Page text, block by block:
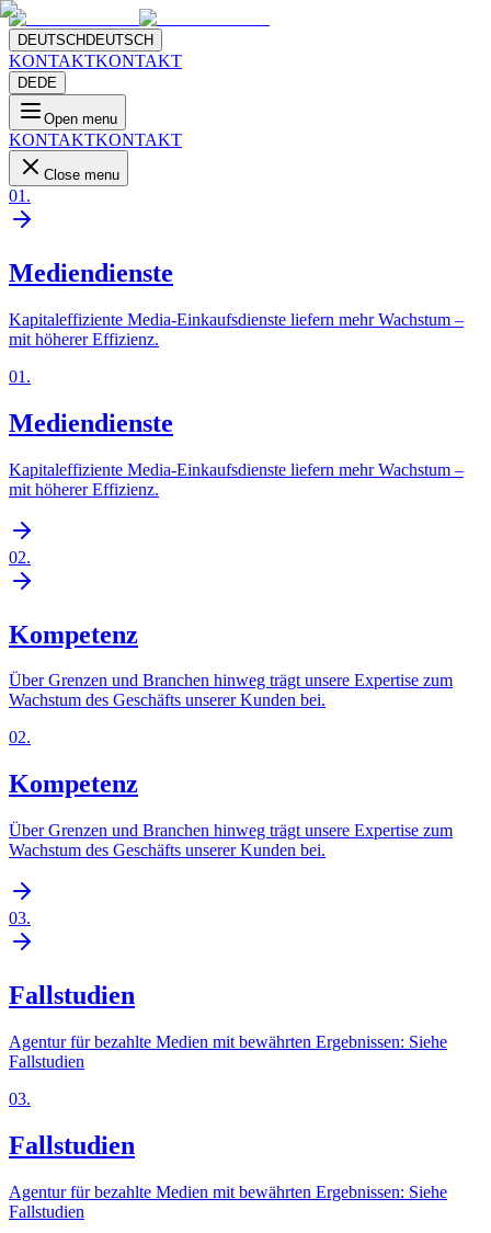
DEUTSCH DEUTSCH
KONTAKTKONTAKT
DEDE
Open menu
KONTAKTKONTAKT
Close menu
01 .
Mediendienste
Kapitaleffiziente Media-Einkaufsdienste liefern mehr Wachstum –
mit höherer Effizienz.
01 .
Mediendienste
Kapitaleffiziente Media-Einkaufsdienste liefern mehr Wachstum –
mit höherer Effizienz.
02.
Kompetenz
Über Grenzen und Branchen hinweg trägt unsere Expertise zum
Wachstum des Geschäfts unserer Kunden bei.
02.
Kompetenz
Über Grenzen und Branchen hinweg trägt unsere Expertise zum
Wachstum des Geschäfts unserer Kunden bei.
03.
Fallstudien
Agentur für bezahlte Medien mit bewährten Ergebnissen: Siehe
Fallstudien
03.
Fallstudien
Agentur für bezahlte Medien mit bewährten Ergebnissen: Siehe
Fallstudien